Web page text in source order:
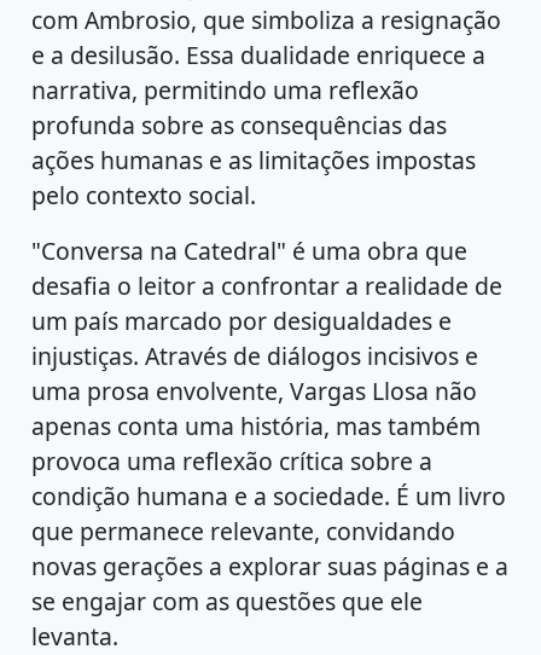
com Ambrosio, que simboliza a resignação
e a desilusão. Essa dualidade enriquece a
narrativa, permitindo uma reflexão
profunda sobre as consequências das
ações humanas e as limitações impostas
pelo contexto social.
"Conversa na Catedral" é uma obra que
desafia o leitor a confrontar a realidade de
um país marcado por desigualdades e
injustiças. Através de diálogos incisivos e
uma prosa envolvente, Vargas Llosa não
apenas conta uma história, mas também
provoca uma reflexão crítica sobre a
condição humana e a sociedade. É um livro
que permanece relevante, convidando
novas gerações a explorar suas páginas e a
se engajar com as questões que ele
levanta.